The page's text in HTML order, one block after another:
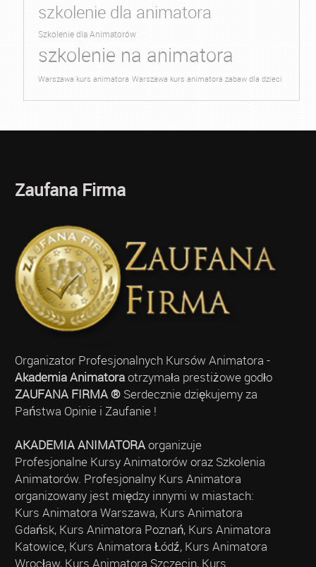
szkolenie dla animatora
Szkolenie dla Animatorów
szkolenie na animatora
Warszawa kurs animatora Warszawa kurs animatora zabaw dla dzieci
Zaufana Firma
Organizator Profesjonalnych Kursów Animatora -
Akademia Animatoraotrzymała prestiżowe godło
ZAUFANA FIRMA ®Serdecznie dziękujemy za
Państwa Opinie i Zaufanie !
AKADEMIA ANIMATORAorganizuje
Profesjonalne Kursy Animatorów oraz Szkolenia
Animatorów. Profesjonalny Kurs Animatora
organizowany jest między innymi w miastach:
Kurs Animatora Warszawa, Kurs Animatora
Gdańsk, Kurs Animatora Poznań, Kurs Animatora
Katowice, Kurs Animatora Łódź, Kurs Animatora
Wrocław, Kurs Animatora Szczecin, Kurs